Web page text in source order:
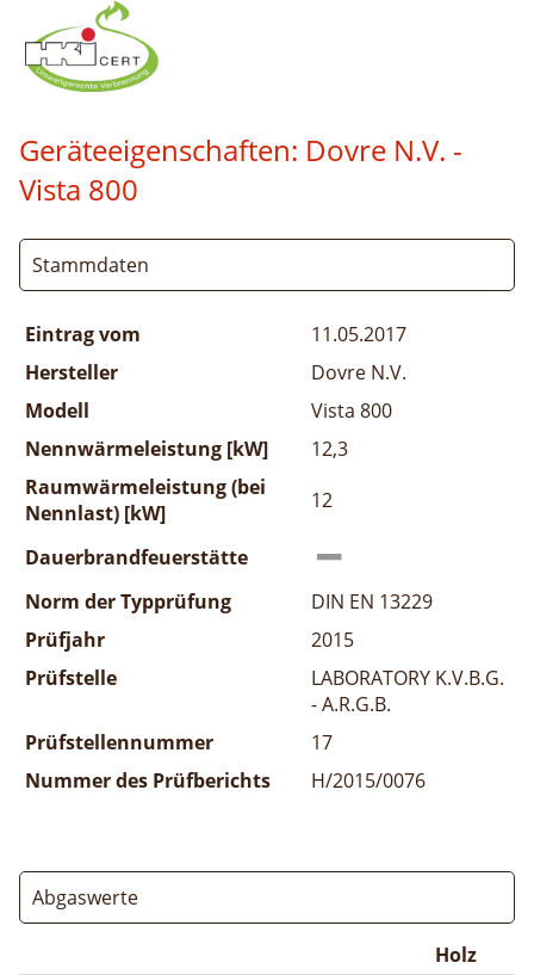
Geräteeigenschaften: Dovre N.V. -
Vista 800
Stammdaten
Eintrag vom
11.05.2017
Hersteller
Dovre N.V.
Modell
Vista 800
Nennwärmeleistung [kW]
12,3
Raumwärmeleistung (bei
Nennlast) [kW]
12
Dauerbrandfeuerstätte
Norm der Typprüfung
DIN EN 13229
Prüfjahr
2015
Prüfstelle
LABORATORY K.V.B.G.
- A.R.G.B.
Prüfstellennummer
17
Nummer des Prüfberichts
H/2015/0076
Abgaswerte
Holz